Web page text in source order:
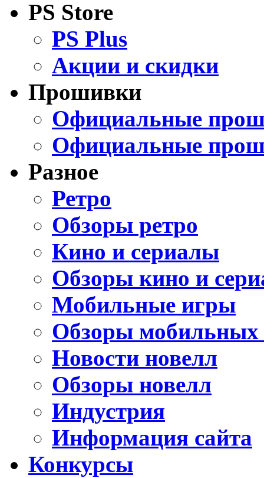
PS Store
PS Plus
Акции и скидки
Прошивки
Официальные
Официальные
Разное
Ретро
Обзоры ретро
Кино и сериалы
Обзоры кино и
Мобильные игры
Обзоры мобильных
Новости новелл
Обзоры новелл
Индустрия
Информация сайта
Конкурсы